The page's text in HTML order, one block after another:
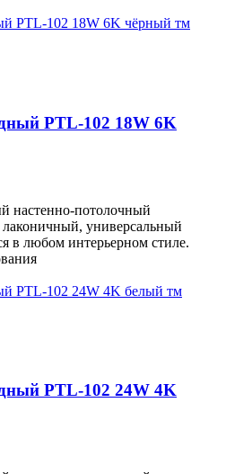
PTL-102 18W 6K
настенно-потолочный
универсальный
в любом интерьерном стиле.
PTL-102 24W 4K